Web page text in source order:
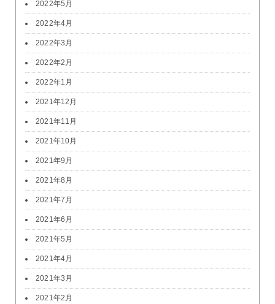
2022年5月
2022年4月
2022年3月
2022年2月
2022年1月
2021年12月
2021年11月
2021年10月
2021年9月
2021年8月
2021年7月
2021年6月
2021年5月
2021年4月
2021年3月
2021年2月